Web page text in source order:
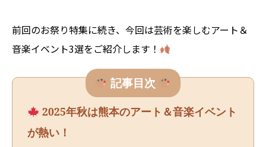
前回のお祭り特集に続き、今回は芸術を楽しむアート＆
音楽イベント3選をご紹介します！
記事目次
2025年秋は熊本のアート＆音楽イベント
が熱い！